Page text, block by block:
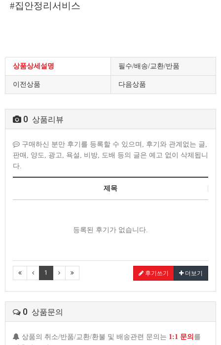
#집안정리서비스
상품상세설명 필수/배송/교환/반품
이전상품 다음상품
0 상품리뷰
구매하신 분만 후기를 등록할 수 있으며, 후기와 관계없는 글,
판매, 양도, 광고, 욕설, 비방, 도배 등의 글은 예고 없이 삭제됩니
다.
제목
등록된 후기가 없습니다.
1 후기쓰기 더보기
0 상품문의
상품의 취소/반품/교환/환불 및 배송관련 문의는 1:1 문의 를